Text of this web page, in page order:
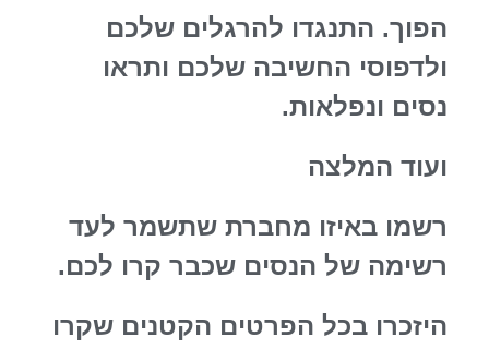
הפוך. התנגדו להרגלים שלכם
ולדפוסי החשיבה שלכם ותראו
נסים ונפלאות.
ועוד המלצה
רשמו באיזו מחברת שתשמר לעד
רשימה של הנסים שכבר קרו לכם.
היזכרו בכל הפרטים הקטנים שקרו